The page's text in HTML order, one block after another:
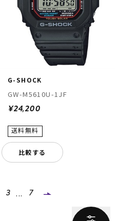
G-SHOCK
GW-M5610U-1JF
¥24,200
比較する
3 ... 7